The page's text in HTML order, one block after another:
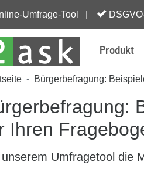
Umfrage-Tool |
Produkt
Bürgerbefragung:
Ihren
Umfragetool die